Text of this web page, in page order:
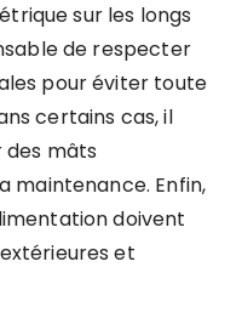
sur les longs
de respecter
pour éviter toute
certains cas, il
des mâts
maintenance. Enfin,
doivent
et